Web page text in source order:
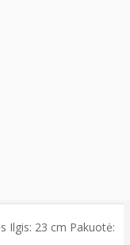
Ilgis: 23 cm Pakuotė: